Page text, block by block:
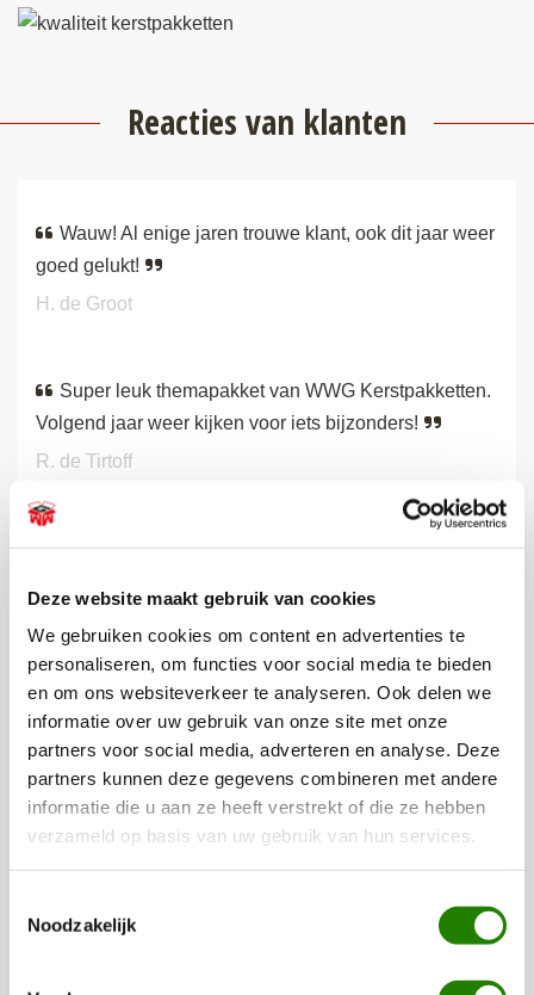
Deze website maakt gebruik van cookies
We gebruiken cookies om content en advertenties te
personaliseren, om functies voor social media te bieden
en om ons websiteverkeer te analyseren. Ook delen we
informatie over uw gebruik van onze site met onze
partners voor social media, adverteren en analyse. Deze
partners kunnen deze gegevens combineren met andere
informatie die u aan ze heeft verstrekt of die ze hebben
verzameld op basis van uw gebruik van hun services.
Noodzakelijk
Reacties van klanten
Wauw! Al enige jaren trouwe klant, ook dit jaar weer
goed gelukt!
H. de Groot
Super leuk themapakket van WWG Kerstpakketten.
Volgend jaar weer kijken voor iets bijzonders!
R. de Tirtoff
BEKIJK ALLE RECENSIES
De leukste pakketten voor elk
budget
Wilt u toch uw personeel bedanken voor hun inzet aan het
einde van het jaar, maar heeft u een bescheiden budget of
wilt u het niet te duur maken? Kies dan voor onzebudget
kerst, food- of drankpakketten! Deze pakketten bevatten
veel kwaliteitsproducten voor een bescheiden prijs en zien
er ook nog eens geweldig leuk uit. Bij Kerstpakketten
WWG vinden wij het belangrijk dat er voor iedereen een